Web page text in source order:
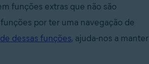
funções extras que não são
por ter uma navegação de
dessas funções, ajuda-nos a manter